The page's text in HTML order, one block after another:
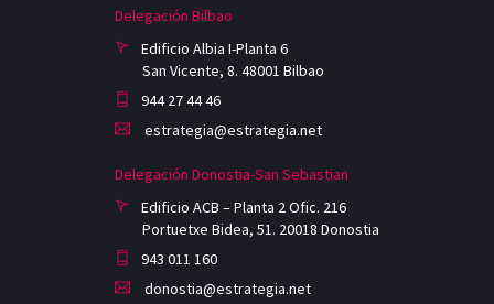
Delegación Bilbao
Edificio Albia I-Planta 6
San Vicente, 8. 48001 Bilbao
944 27 44 46
estrategia@estrategia.net
Delegación Donostia-San Sebastian
Edificio ACB – Planta 2 Ofic. 216
Portuetxe Bidea, 51. 20018 Donostia
943 011 160
donostia@estrategia.net